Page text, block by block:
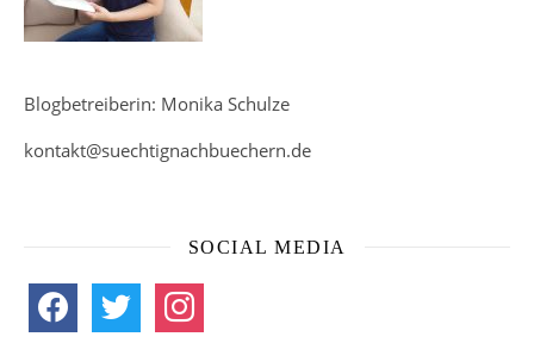
Blogbetreiberin: Monika Schulze
kontakt@suechtignachbuechern.de
SOCIAL MEDIA
facebook twitter instagram